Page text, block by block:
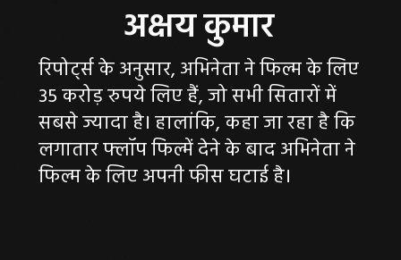
अक्षय कुमार
रिपोर्ट्स के अनुसार, अभिनेता ने फिल्म के लिए
35 करोड़ रुपये लिए हैं, जो सभी सितारों में
सबसे ज्यादा है। हालांकि, कहा जा रहा है कि
लगातार फ्लॉप फिल्में देने के बाद अभिनेता ने